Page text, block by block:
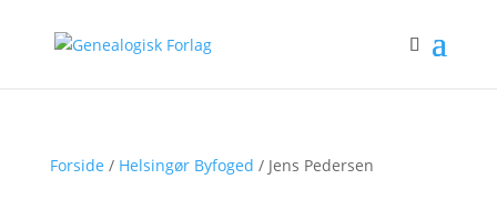
Forside / Helsingør Byfoged / Jens Pedersen